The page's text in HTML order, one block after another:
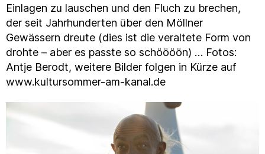
Einlagen zu lauschen und den Fluch zu brechen,
der seit Jahrhunderten über den Möllner
Gewässern dreute (dies ist die veraltete Form von
drohte – aber es passte so schöööön) … Fotos:
Antje Berodt, weitere Bilder folgen in Kürze auf
www.kultursommer-am-kanal.de